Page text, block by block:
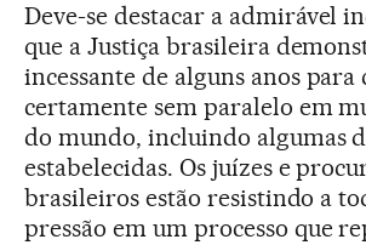
Deve-se destacar a admirável
que a Justiça brasileira
incessante de alguns anos para
certamente sem paralelo em
do mundo, incluindo algumas
estabelecidas. Os juízes e
brasileiros estão resistindo a
pressão em um processo que